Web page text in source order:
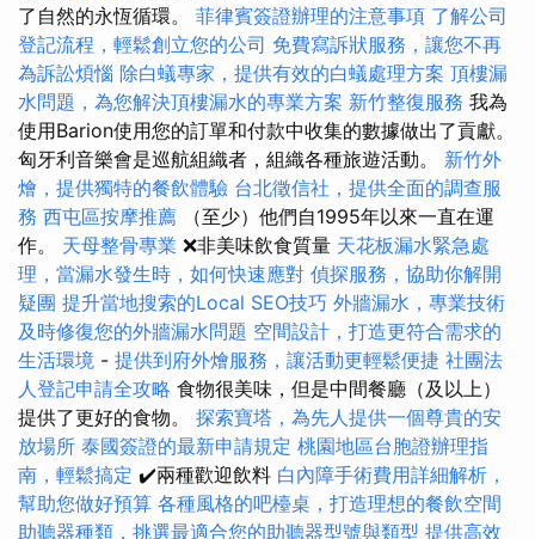
了自然的永恆循環。 菲律賓簽證辦理的注意事項 了解公司
登記流程，輕鬆創立您的公司 免費寫訴狀服務，讓您不再
為訴訟煩惱 除白蟻專家，提供有效的白蟻處理方案 頂樓漏
水問題，為您解決頂樓漏水的專業方案 新竹整復服務 我為
使用Barion使用您的訂單和付款中收集的數據做出了貢獻。
匈牙利音樂會是巡航組織者，組織各種旅遊活動。 新竹外
燴，提供獨特的餐飲體驗 台北徵信社，提供全面的調查服
務 西屯區按摩推薦
（至少）他們自1995年以來一直在運
作。 天母整骨專業 ❌非美味飲食質量 天花板漏水緊急處
理，當漏水發生時，如何快速應對 偵探服務，協助你解開
疑團 提升當地搜索的Local SEO技巧 外牆漏水，專業技術
及時修復您的外牆漏水問題 空間設計，打造更符合需求的
生活環境 - 提供到府外燴服務，讓活動更輕鬆便捷 社團法
人登記申請全攻略 食物很美味，但是中間餐廳（及以上）
提供了更好的食物。 探索寶塔，為先人提供一個尊貴的安
放場所 泰國簽證的最新申請規定 桃園地區台胞證辦理指
南，輕鬆搞定 ✔️兩種歡迎飲料 白內障手術費用詳細解析，
幫助您做好預算 各種風格的吧檯桌，打造理想的餐飲空間
助聽器種類，挑選最適合您的助聽器型號與類型 提供高效